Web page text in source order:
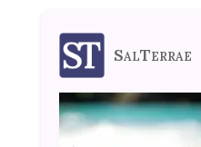
SalTerrae